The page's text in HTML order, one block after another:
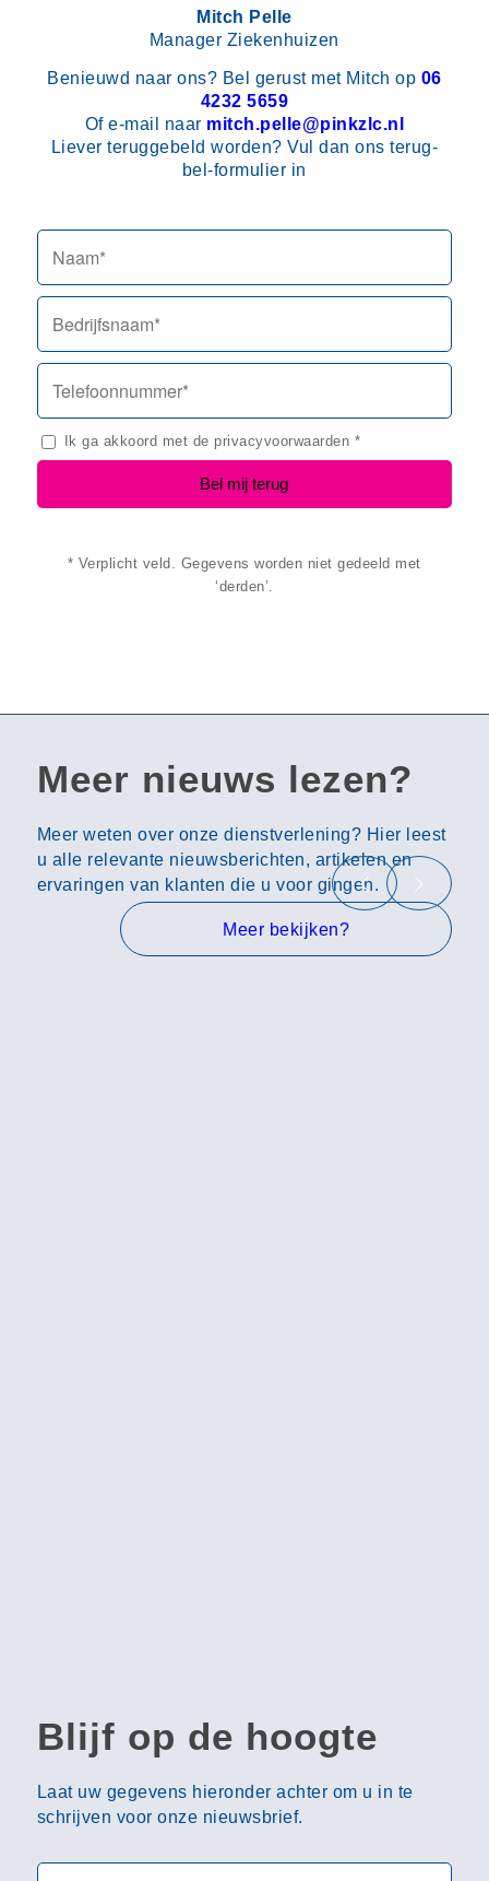
Mitch Pelle
Manager Ziekenhuizen
Benieuwd naar ons? Bel gerust met Mitch op 06
4232 5659
Of e-mail naar mitch.pelle@pinkzlc.nl
Liever teruggebeld worden? Vul dan ons terug-
bel-formulier in
Ik ga akkoord met de privacyvoorwaarden *
* Verplicht veld. Gegevens worden niet gedeeld met
‘derden’.
Meer nieuws lezen?
Meer weten over onze dienstverlening? Hier leest
u alle relevante nieuwsberichten, artikelen en
ervaringen van klanten die u voor gingen.
Meer bekijken?
Blijf op de hoogte
Laat uw gegevens hieronder achter om u in te
schrijven voor onze nieuwsbrief.